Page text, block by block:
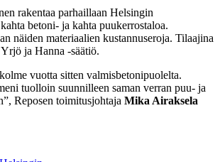
rakentaa parhaillaan Helsingin
betoni- ja kahta puukerrostaloa.
näiden materiaalien kustannuseroja. Tilaajina
ja Hanna -säätiö.
vuotta sitten valmisbetonipuolelta.
tuolloin suunnilleen saman verran puu- ja
Reposen toimitusjohtaja Mika Airaksela